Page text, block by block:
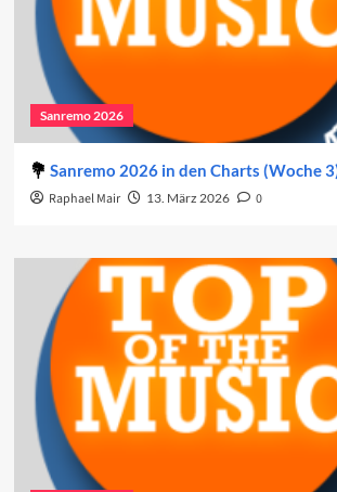
Sanremo 2026
Sanremo 2026 in den Charts (Woche
Raphael Mair 13. März 2026 0